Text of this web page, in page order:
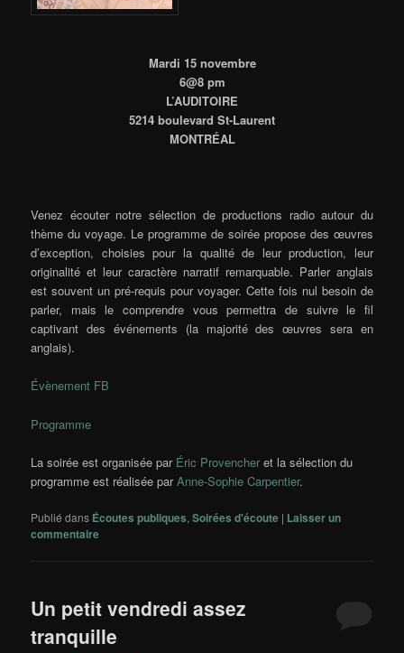
Mardi 15 novembre
6@8 pm
L’AUDITOIRE
5214 boulevard St-Laurent
MONTRÉAL
Venez écouter notre sélection de productions radio autour du
thème du voyage. Le programme de soirée propose des œuvres
d’exception, choisies pour la qualité de leur production, leur
originalité et leur caractère narratif remarquable. Parler anglais
est souvent un pré-requis pour voyager. Cette fois nul besoin de
parler, mais le comprendre vous permettra de suivre le fil
captivant des événements (la majorité des œuvres sera en
anglais).
Évènement FB
Programme
La soirée est organisée par Éric Provencher et la sélection du
programme est réalisée parAnne-Sophie Carpentier.
Publié dans Écoutes publiques,Soirées d'écoute | Laisser un
commentaire
Un petit vendredi assez
tranquille